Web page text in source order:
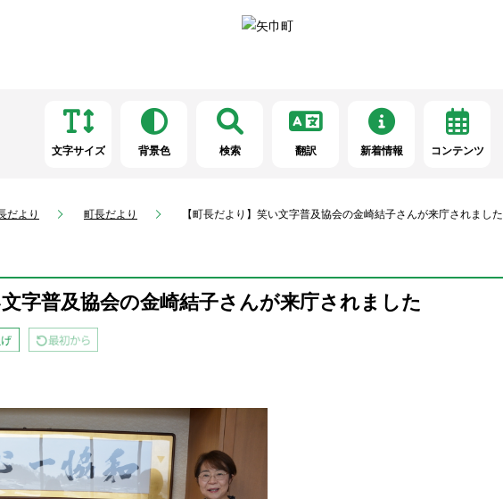
文字サイズ 背景色 検索 翻訳 新着情報 コンテンツ
だより 町長だより 【町長だより】笑い文字普及協会の金崎結子さんが来庁されました
文字普及協会の金崎結子さんが来庁されました